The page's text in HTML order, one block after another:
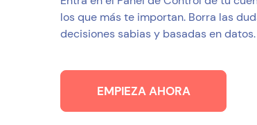
los que más te importan. Borra las
decisiones sabias y basadas en datos.
EMPIEZA AHORA